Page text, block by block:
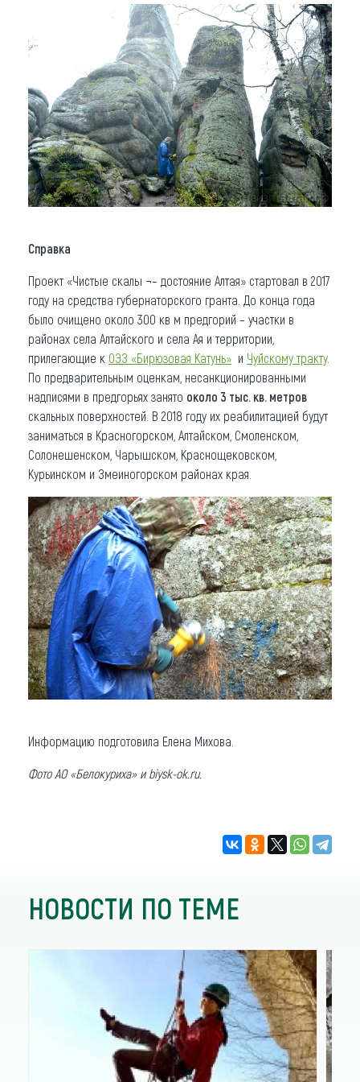
Справка
Проект «Чистые скалы ¬– достояние Алтая» стартовал в 2017
году на средства губернаторского гранта. До конца года
было очищено около 300 кв м предгорий – участки в
районах села Алтайского и села Ая и территории,
прилегающие к ОЭЗ «Бирюзовая Катунь» и Чуйскому тракту.
По предварительным оценкам, несанкционированными
надписями в предгорьях занято около 3 тыс. кв. метров
скальных поверхностей. В 2018 году их реабилитацией будут
заниматься в Красногорском, Алтайском, Смоленском,
Солонешенском, Чарышском, Краснощековском,
Курьинском и Змеиногорском районах края.
Информацию подготовила Елена Михова.
Фото АО «Белокуриха» и biysk-ok.ru.
НОВОСТИ ПО ТЕМЕ